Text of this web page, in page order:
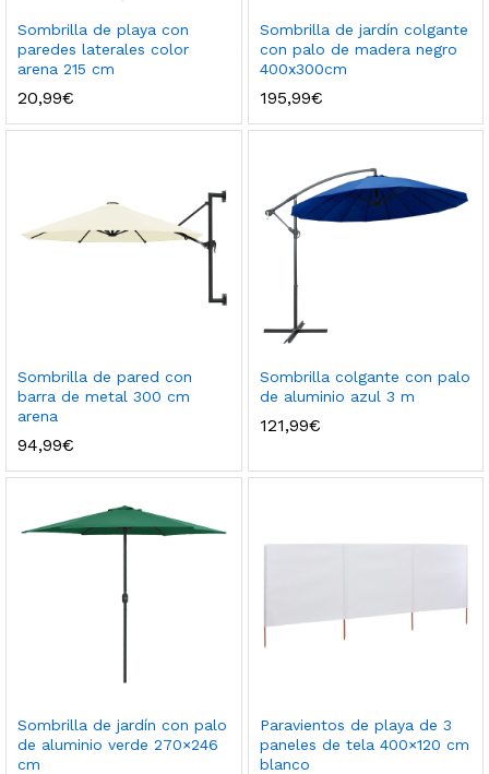
Sombrilla de playa con
paredes laterales color
arena 215 cm
20,99€
Sombrilla de jardín colgante
con palo de madera negro
400x300cm
195,99€
Sombrilla de pared con
barra de metal 300 cm
arena
94,99€
Sombrilla colgante con palo
de aluminio azul 3 m
121,99€
Sombrilla de jardín con palo
de aluminio verde 270×246
cm
Paravientos de playa de 3
paneles de tela 400×120 cm
blanco